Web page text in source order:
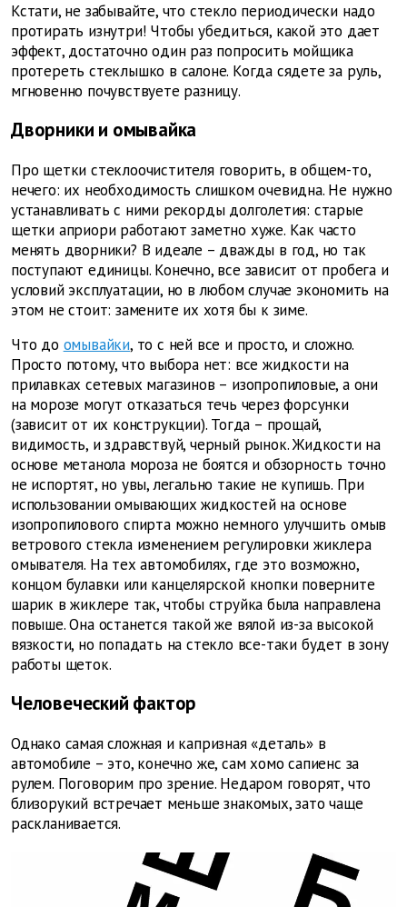
Кстати, не забывайте, что стекло периодически надо
протирать изнутри! Чтобы убедиться, какой это дает
эффект, достаточно один раз попросить мойщика
протереть стеклышко в салоне. Когда сядете за руль,
мгновенно почувствуете разницу.
Дворники и омывайка
Про щетки стеклоочистителя говорить, в общем-то,
нечего: их необходимость слишком очевидна. Не нужно
устанавливать с ними рекорды долголетия: старые
щетки априори работают заметно хуже. Как часто
менять дворники? В идеале – дважды в год, но так
поступают единицы. Конечно, все зависит от пробега и
условий эксплуатации, но в любом случае экономить на
этом не стоит: замените их хотя бы к зиме.
Что до омывайки, то с ней все и просто, и сложно.
Просто потому, что выбора нет: все жидкости на
прилавках сетевых магазинов – изопропиловые, а они
на морозе могут отказаться течь через форсунки
(зависит от их конструкции). Тогда – прощай,
видимость, и здравствуй, черный рынок. Жидкости на
основе метанола мороза не боятся и обзорность точно
не испортят, но увы, легально такие не купишь. При
использовании омывающих жидкостей на основе
изопропилового спирта можно немного улучшить омыв
ветрового стекла изменением регулировки жиклера
омывателя. На тех автомобилях, где это возможно,
концом булавки или канцелярской кнопки поверните
шарик в жиклере так, чтобы струйка была направлена
повыше. Она останется такой же вялой из-за высокой
вязкости, но попадать на стекло все-таки будет в зону
работы щеток.
Человеческий фактор
Однако самая сложная и капризная «деталь» в
автомобиле – это, конечно же, сам хомо сапиенс за
рулем. Поговорим про зрение. Недаром говорят, что
близорукий встречает меньше знакомых, зато чаще
раскланивается.